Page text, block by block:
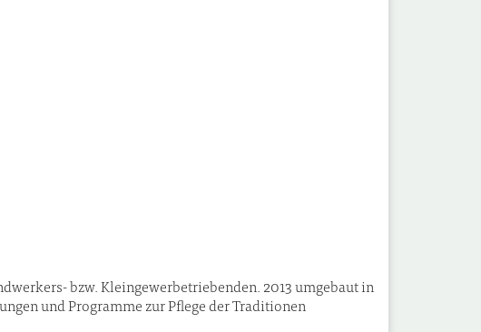
bzw. Kleingewerbetriebenden. 2013 umgebaut in
und Programme zur Pflege der Traditionen